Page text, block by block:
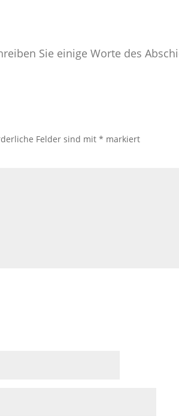
Sie einige Worte des
Felder sind mit* markiert